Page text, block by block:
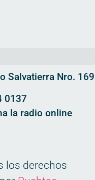
Salvatierra Nro. 169
0137
la radio online
los derechos